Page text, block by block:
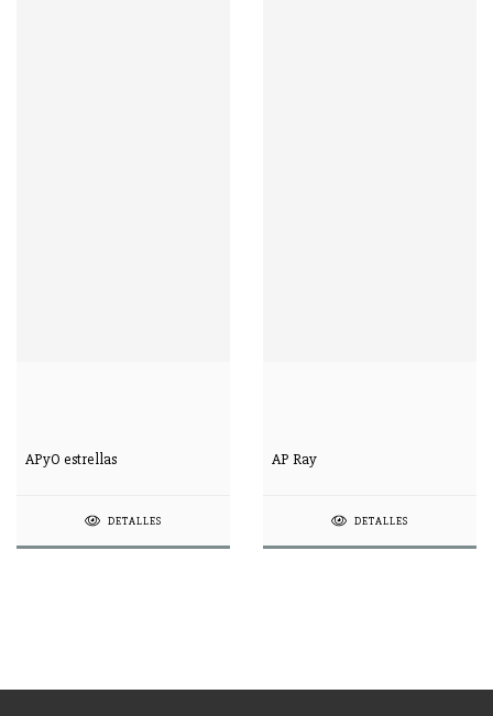
APyO estrellas
DETALLES
AP Ray
DETALLES